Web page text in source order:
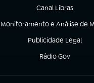
Canal Libras
(abre em nova aba)
Monitoramento e Análise de
(abre em nova aba)
Publicidade Legal
(abre em nova aba)
Rádio Gov
(abre em nova aba)